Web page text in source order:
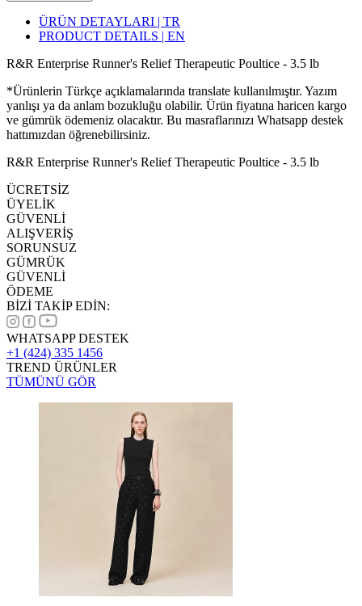
ÜRÜN DETAYLARI | TR
PRODUCT DETAILS | EN
R&R Enterprise Runner's Relief Therapeutic Poultice - 3.5 lb
*Ürünlerin Türkçe açıklamalarında translate kullanılmıştır. Yazım
yanlışı ya da anlam bozukluğu olabilir. Ürün fiyatına haricen kargo
ve gümrük ödemeniz olacaktır. Bu masraflarınızı Whatsapp destek
hattımızdan öğrenebilirsiniz.
R&R Enterprise Runner's Relief Therapeutic Poultice - 3.5 lb
ÜCRETSİZ
ÜYELİK
GÜVENLİ
ALIŞVERİŞ
SORUNSUZ
GÜMRÜK
GÜVENLİ
ÖDEME
BİZİ TAKİP EDİN:
WHATSAPP DESTEK
+1 (424) 335 1456
TREND ÜRÜNLER
TÜMÜNÜ GÖR